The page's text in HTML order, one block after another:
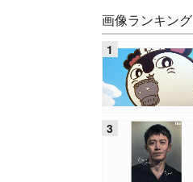
画像ランキング